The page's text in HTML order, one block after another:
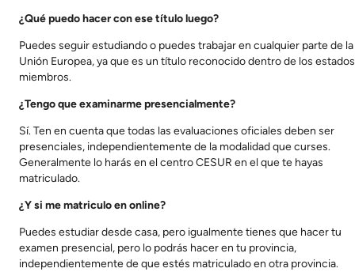
¿Qué puedo hacer con ese título luego?
Puedes seguir estudiando o puedes trabajar en cualquier parte de la
Unión Europea, ya que es un título reconocido dentro de los estados
miembros.
¿Tengo que examinarme presencialmente?
Sí. Ten en cuenta que todas las evaluaciones oficiales deben ser
presenciales, independientemente de la modalidad que curses.
Generalmente lo harás en el centro CESUR en el que te hayas
matriculado.
¿Y si me matriculo en online?
Puedes estudiar desde casa, pero igualmente tienes que hacer tu
examen presencial, pero lo podrás hacer en tu provincia,
independientemente de que estés matriculado en otra provincia.